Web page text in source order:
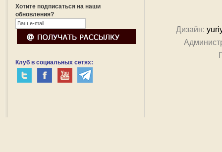
Хотите подписаться на наши
обновления?
Клуб в социальных сетях:
Дизайн: